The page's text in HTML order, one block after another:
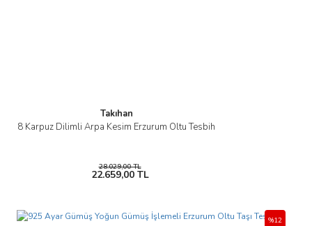
Takıhan
8 Karpuz Dilimli Arpa Kesim Erzurum Oltu Tesbih
28.029,00 TL
22.659,00 TL
%12